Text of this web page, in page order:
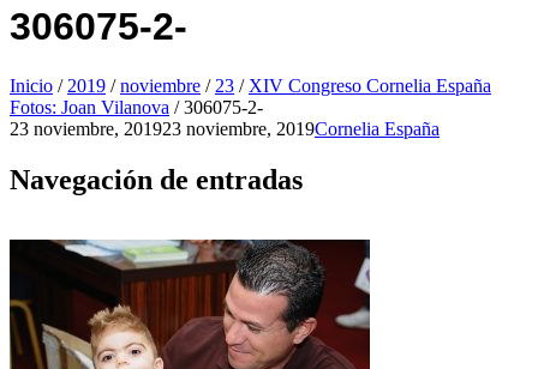
306075-2-
Inicio / 2019 / noviembre / 23 / XIV Congreso Cornelia España
Fotos: Joan Vilanova / 306075-2-
23 noviembre, 201923 noviembre, 2019Cornelia España
Navegación de entradas